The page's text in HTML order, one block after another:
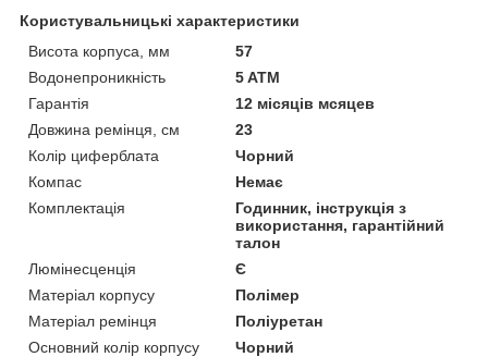
Користувальницькі характеристики
Висота корпуса, мм
57
Водонепроникність
5 ATM
Гарантія
12 місяців мсяцев
Довжина ремінця, см
23
Колір циферблата
Чорний
Компас
Немає
Комплектація
Годинник, інструкція з
використання, гарантійний
талон
Люмінесценція
Є
Матеріал корпусу
Полімер
Матеріал ремінця
Поліуретан
Основний колір корпусу
Чорний